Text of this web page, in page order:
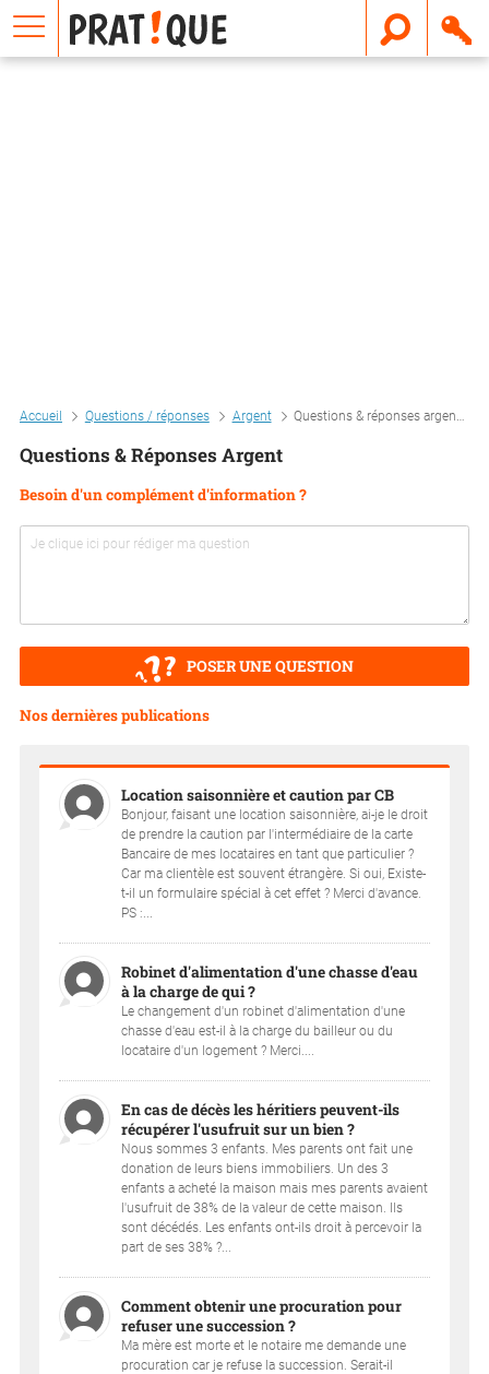
Accueil Questions / réponses Argent Questions & réponses argent
Questions & Réponses Argent
Besoin d'un complément d'information ?
POSER UNE QUESTION
Nos dernières publications
Location saisonnière et caution par CB
Bonjour, faisant une location saisonnière, ai-je le droit
de prendre la caution par l'intermédiaire de la carte
Bancaire de mes locataires en tant que particulier ?
Car ma clientèle est souvent étrangère. Si oui, Existe-
t-il un formulaire spécial à cet effet ? Merci d'avance.
PS :...
Robinet d'alimentation d'une chasse d'eau
à la charge de qui ?
Le changement d'un robinet d'alimentation d'une
chasse d'eau est-il à la charge du bailleur ou du
locataire d'un logement ? Merci....
En cas de décès les héritiers peuvent-ils
récupérer l'usufruit sur un bien ?
Nous sommes 3 enfants. Mes parents ont fait une
donation de leurs biens immobiliers. Un des 3
enfants a acheté la maison mais mes parents avaient
l'usufruit de 38% de la valeur de cette maison. Ils
sont décédés. Les enfants ont-ils droit à percevoir la
part de ses 38% ?...
Comment obtenir une procuration pour
refuser une succession ?
Ma mère est morte et le notaire me demande une
procuration car je refuse la succession. Serait-il
E
m
a